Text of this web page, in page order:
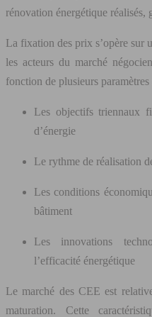
rénovation énergétique réalisés,
La fixation des prix s’opère sur
les acteurs du marché
fonction de plusieurs paramètres
Les objectifs triennaux
d’énergie
Le rythme de réalisation
Les conditions
bâtiment
Les innovations
l’efficacité énergétique
Le marché des CEE est
maturation. Cette